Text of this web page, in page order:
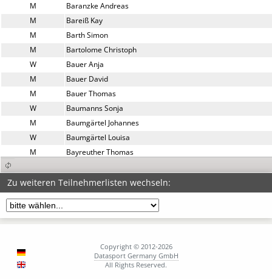
M
Baranzke Andreas
M
Bareiß Kay
M
Barth Simon
M
Bartolome Christoph
W
Bauer Anja
M
Bauer David
M
Bauer Thomas
W
Baumanns Sonja
M
Baumgärtel Johannes
W
Baumgärtel Louisa
M
Bayreuther Thomas
M
Bello Mathieu
M
Berger Lukas
M
Bergerhoff Pascal
M
Bertram-Ruppe Stephan
Block Jochen
Blümhuber Jürgen
Zu weiteren Teilnehmerlisten wechseln:
Copyright © 2012-2026
Datasport Germany GmbH
All Rights Reserved.